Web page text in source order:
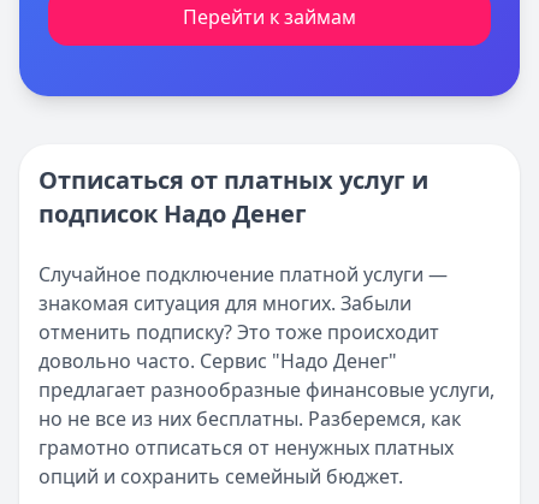
Перейти к займам
Отписаться от платных услуг и
подписок Надо Денег
Случайное подключение платной услуги —
знакомая ситуация для многих. Забыли
отменить подписку? Это тоже происходит
довольно часто. Сервис "Надо Денег"
предлагает разнообразные финансовые услуги,
но не все из них бесплатны. Разберемся, как
грамотно отписаться от ненужных платных
опций и сохранить семейный бюджет.